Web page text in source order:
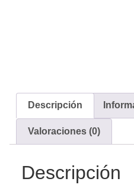
Descripción
Valoraciones (0)
Descripción